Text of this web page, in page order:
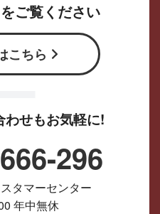
ご覧ください
こちら
わせもお気軽に!
296
タマーセンター
年中無休